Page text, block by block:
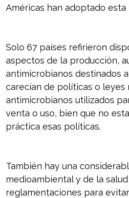
Américas han adoptado
Solo 67 países refirieron
aspectos de la producción,
antimicrobianos destinados
carecían de políticas o leyes
antimicrobianos utilizados
venta o uso, bien que no
práctica esas políticas.
También hay una
medioambiental y de la
reglamentaciones para